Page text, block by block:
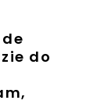
do